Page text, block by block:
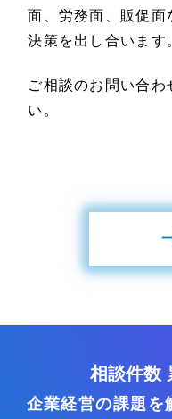
面、労務面、販促面
決策を出し合います
ご相談のお問い合わ
い。
相談件数
企業経営の課題を